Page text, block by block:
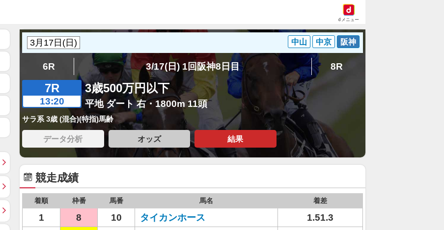
dメニュー
中山 中京 阪神
6R 3/17(日) 1回阪神8日目 8R
7R
13:20
3歳500万円以下
平地 ダート 右・1800m 11頭
サラ系 3歳 (混合)(特指)馬齢
データ分析 オッズ 結果
競走成績
着順 枠番 馬番 馬名 着差
1 8 10 タイカンホース
1.51.3